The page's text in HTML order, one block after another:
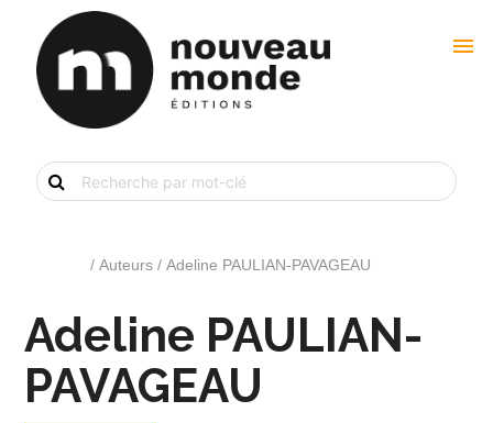
menu
Recherche
de
livre
/ Auteurs / Adeline PAULIAN-PAVAGEAU
Adeline PAULIAN-
PAVAGEAU